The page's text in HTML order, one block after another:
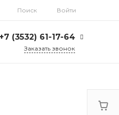
Поиск Войти
+7 (3532) 61-17-64
Заказать звонок